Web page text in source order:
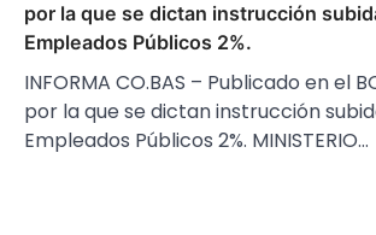
por la que se dictan instrucción
Empleados Públicos 2%.
INFORMA CO.BAS – Publicado en el
por la que se dictan instrucción
Empleados Públicos 2%. MINISTERIO…